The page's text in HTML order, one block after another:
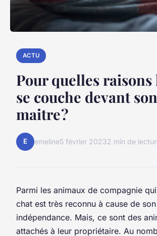
ACTU
Pour quelles raisons
se couche devant son
maitre ?
E emeline5 février 20232 min de
Parmi les animaux de compagnie
chat est très reconnu à cause de son
indépendance. Mais, ce sont des
attachés à leur propriétaire. Au